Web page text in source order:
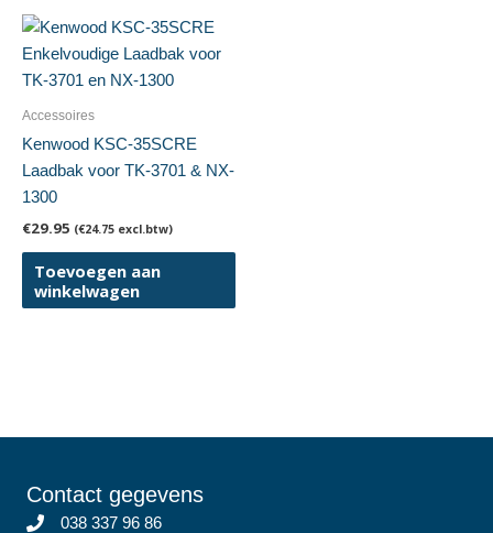
Accessoires
Kenwood KSC-35SCRE
Laadbak voor TK-3701 & NX-
1300
€29.95 (€24.75 excl.btw)
Toevoegen aan
winkelwagen
Contact gegevens
038 337 96 86